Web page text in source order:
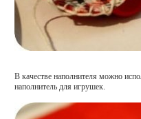
В качестве наполнителя можно
наполнитель для игрушек.